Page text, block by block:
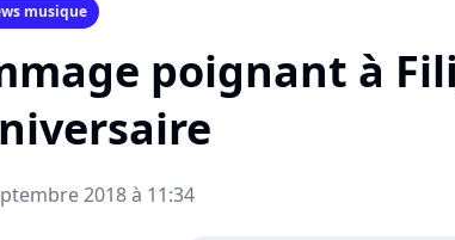
musique
poignant à
2018 à 11:34